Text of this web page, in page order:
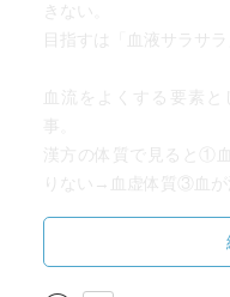
きない。
目指すは「血液サラサ
血流をよくする要素
漢方の体質で見ると①
りない→血虚体質③血
と血流がよくなること
もつながる。